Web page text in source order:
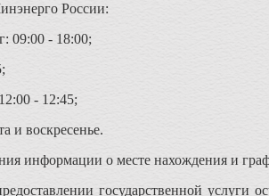
России:
09:00 - 18:00;
- 12:45;
и воскресенье.
информации о месте нахождения и
государственной услуги